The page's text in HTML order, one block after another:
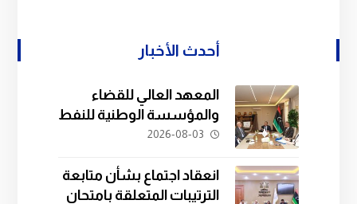
أحدث الأخبار
المعهد العالي للقضاء
والمؤسسة الوطنية للنفط
يبحثان سبل التعاون في
2026-08-03
انعقاد اجتماع بشأن متابعة
الترتيبات المتعلقة بامتحان